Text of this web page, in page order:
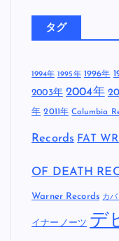
タグ
1994年 1995年 1996年
2003年 2004年
年 2011年 Columbia
Records FAT
OF DEATH
Warner Records カ
イナーノーツ デ